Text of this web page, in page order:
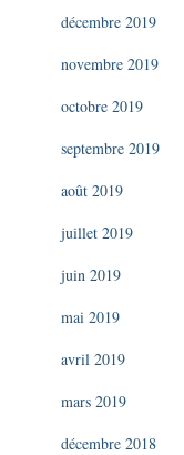
décembre 2019
novembre 2019
octobre 2019
septembre 2019
août 2019
juillet 2019
juin 2019
mai 2019
avril 2019
mars 2019
décembre 2018